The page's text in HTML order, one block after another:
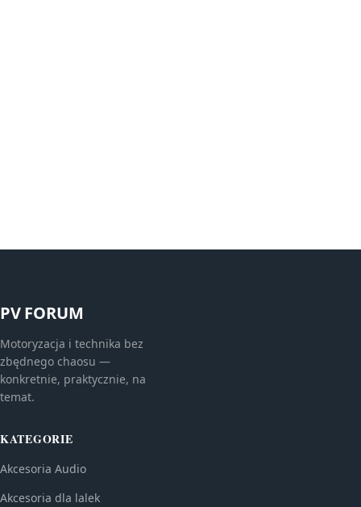
PV FORUM
Motoryzacja i technika bez
zbędnego chaosu —
konkretnie, praktycznie, na
temat.
KATEGORIE
Akcesoria Audio
Akcesoria dla lalek